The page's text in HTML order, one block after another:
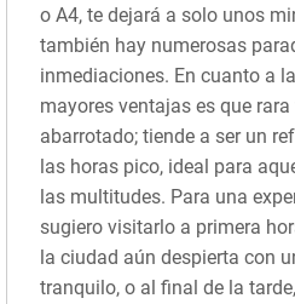
o A4, te dejará a solo unos
también hay numerosas
inmediaciones. En cuanto a
mayores ventajas es que
abarrotado; tiende a ser un
las horas pico, ideal para
las multitudes. Para una
sugiero visitarlo a primera
la ciudad aún despierta con
tranquilo, o al final de la